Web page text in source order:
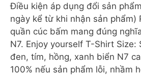
Điều kiện áp dụng đổi sản
ngày kể từ khi nhận sản phẩm)
quần cúc bấm mang đúng
N7. Enjoy yourself T-Shirt Size:
đen, tím, hồng, xanh biển N7
100% nếu sản phẩm lỗi, nhầm